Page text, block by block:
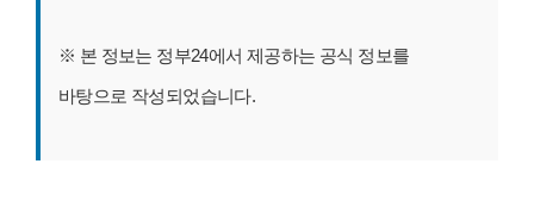
※ 본 정보는 정부24에서 제공하는 공식 정보를
바탕으로 작성되었습니다.